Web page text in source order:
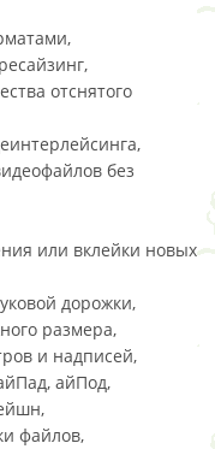
отснятого
без
или вклейки новых
дорожки,
размера,
и надписей,
айПод,
файлов,